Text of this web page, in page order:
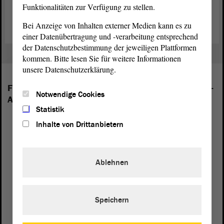
Fischaufstiegsanlagen finden Sie auf der
Internetseite der
Wasserkraftanlage Halle-Planena (Saale) .
Folgende Fraktionen sind im Landtag von Sachsen-
Anhalt vertreten:
Funktionalitäten zur Verfügung zu stellen.
Bei Anzeige von Inhalten externer Medien kann es zu
einer Datenübertragung und -verarbeitung entsprechend
der Datenschutzbestimmung der jeweiligen Plattformen
kommen. Bitte lesen Sie für weitere Informationen
unsere Datenschutzerklärung.
Notwendige Cookies
Statistik
Inhalte von Drittanbietern
Ablehnen
Speichern